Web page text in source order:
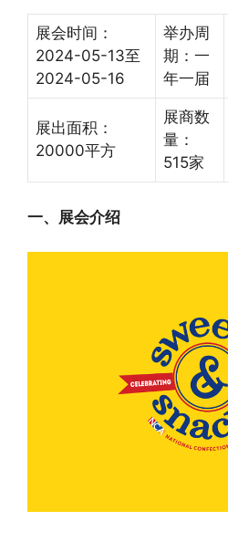
展会时间：
2024-05-13至
2024-05-16
举办周
期：一
年一届
展出面积：
20000平方
展商数
量：
515家
一、展会介绍